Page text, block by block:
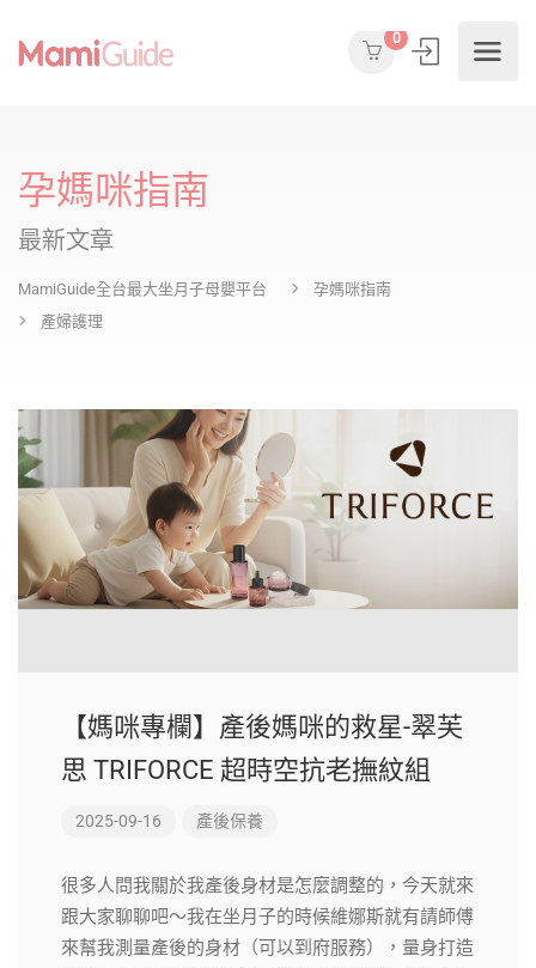
0
孕媽咪指南
最新文章
MamiGuide全台最大坐月子母嬰平台
孕媽咪指南
產婦護理
【媽咪專欄】產後媽咪的救星-翠芙
思 TRIFORCE 超時空抗老撫紋組
2025-09-16 產後保養
很多人問我關於我產後身材是怎麼調整的，今天就來
跟大家聊聊吧～我在坐月子的時候維娜斯就有請師傅
來幫我測量產後的身材（可以到府服務），量身打造